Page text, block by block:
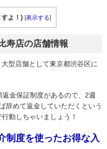
すよ！) [表示する]
寿店の店舗情報
型店舗として東京都渋谷区に
金保証制度があるので、2週
辞めて返金していただくという
動しちゃいましょう！
制度を使ったお得な入